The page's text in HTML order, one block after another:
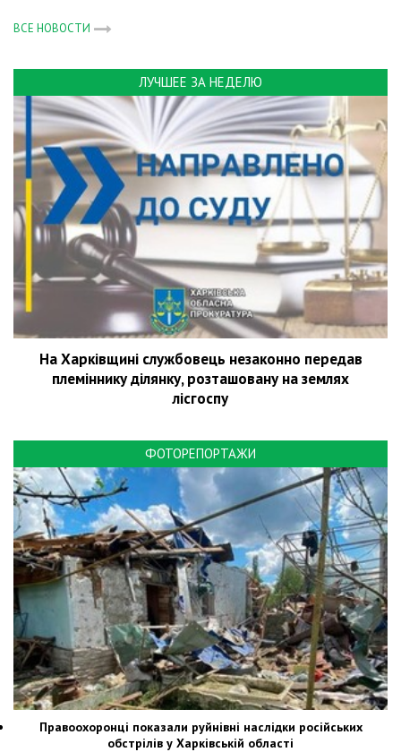
ВСЕ НОВОСТИ
ЛУЧШЕЕ ЗА НЕДЕЛЮ
На Харківщині службовець незаконно передав
племіннику ділянку, розташовану на землях
лісгоспу
ФОТОРЕПОРТАЖИ
Правоохоронці показали руйнівні наслідки російських
обстрілів у Харківській області